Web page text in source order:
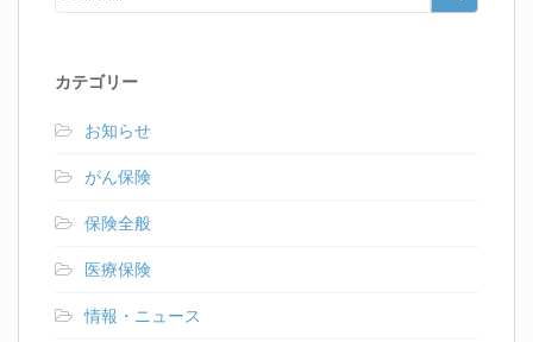
カテゴリー
お知らせ
がん保険
保険全般
医療保険
情報・ニュース